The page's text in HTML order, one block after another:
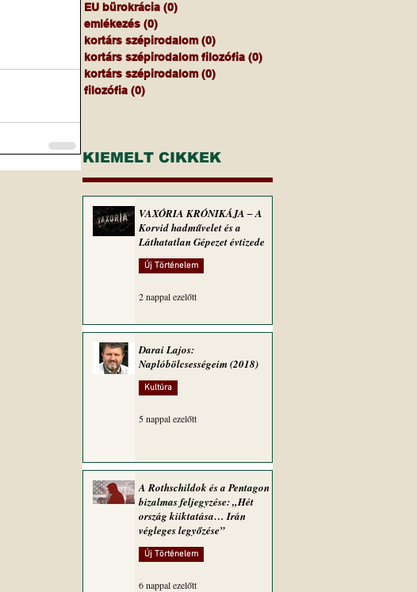
EU bürokrácia (0)
emlékezés (0)
kortárs szépirodalom (0)
kortárs szépirodalom filozófia (0)
kortárs szépirodalom (0)
filozófia (0)
KIEMELT CIKKEK
VAXÓRIA KRÓNIKÁJA ‒ A
Korvid hadművelet és a
Láthatatlan Gépezet évtizede
Új Történelem
2 nappal ezelőtt
Darai Lajos:
Naplóbölcsességeim (2018)
Kultúra
5 nappal ezelőtt
A Rothschildok és a Pentagon
bizalmas feljegyzése: „Hét
ország kiiktatása… Irán
végleges legyőzése”
Új Történelem
6 nappal ezelőtt